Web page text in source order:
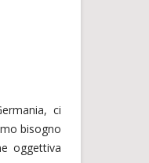
ci
bisogno
oggettiva